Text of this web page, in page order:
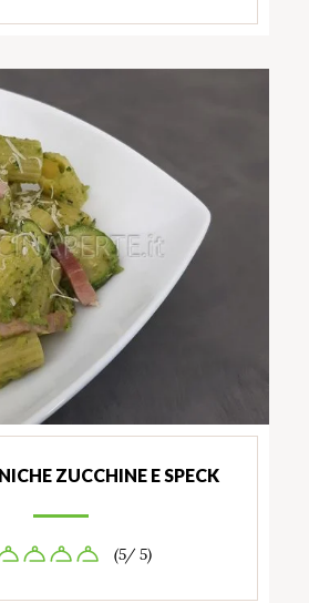
ZUCCHINE E SPECK
(5/ 5)